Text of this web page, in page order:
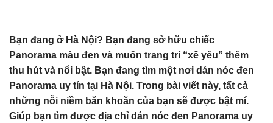
Bạn đang ở Hà Nội? Bạn đang sở hữu chiếc
Panorama màu đen và muốn trang trí “xế yêu” thêm
thu hút và nổi bật. Bạn đang tìm một nơi dán nóc đen
Panorama uy tín tại Hà Nội. Trong bài viết này, tất cả
những nỗi niềm băn khoăn của bạn sẽ được bật mí.
Giúp bạn tìm được địa chỉ dán nóc đen Panorama uy